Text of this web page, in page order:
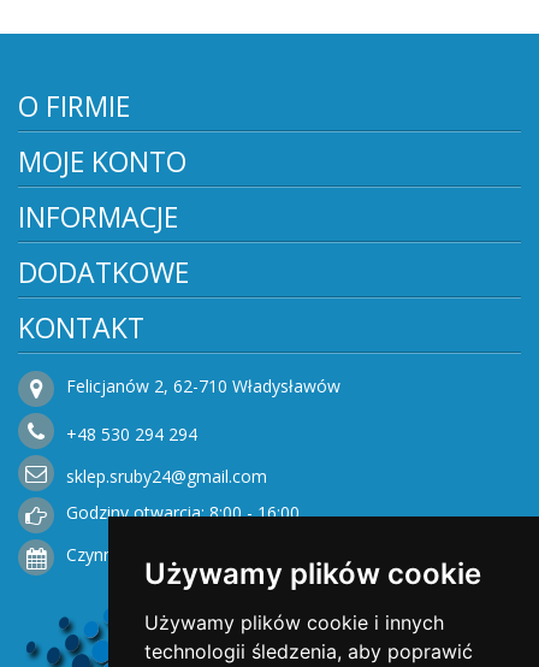
Używamy plików cookie
Używamy plików cookie i innych
technologii śledzenia, aby poprawić
O FIRMIE
MOJE KONTO
INFORMACJE
DODATKOWE
KONTAKT
Felicjanów 2, 62-710 Władysławów
+48 530 294 294
sklep.sruby24@gmail.com
Godziny otwarcia: 8:00 - 16:00
Czynne od Poniedziałku do Piątku